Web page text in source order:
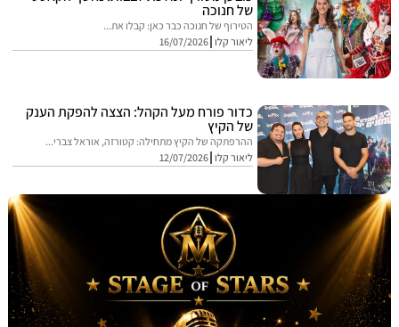
של חנוכה
הטירוף של חנוכה כבר כאן: קבלו את...
ליאור קלו 16/07/2026
כדור פורח מעל הקהל: הצצה להפקת הענק
של הקיץ
ההרפתקה של הקיץ מתחילה: קטורזה, אוראל צברי...
ליאור קלו 12/07/2026